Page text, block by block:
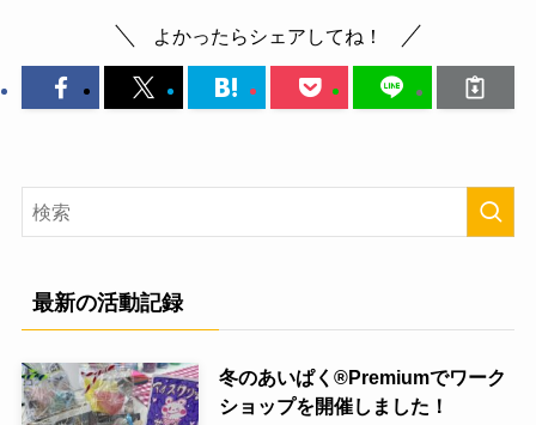
よかったらシェアしてね！
最新の活動記録
冬のあいぱく®Premiumでワーク
ショップを開催しました！